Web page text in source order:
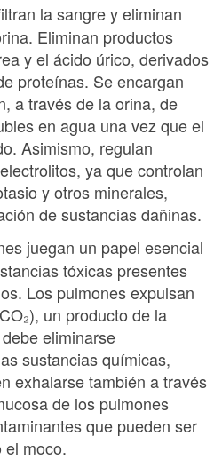
la sangre y eliminan
Eliminan productos
y el ácido úrico, derivados
proteínas. Se encargan
a través de la orina, de
en agua una vez que el
Asimismo, regulan
ya que controlan
y otros minerales,
de sustancias dañinas.
juegan un papel esencial
tóxicas presentes
Los pulmones expulsan
un producto de la
eliminarse
sustancias químicas,
exhalarse también a través
de los pulmones
que pueden ser
el moco.